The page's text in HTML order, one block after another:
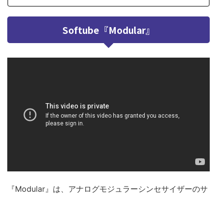
Softube『Modular』
『Modular』は、アナログモジュラーシンセサイザーのサ